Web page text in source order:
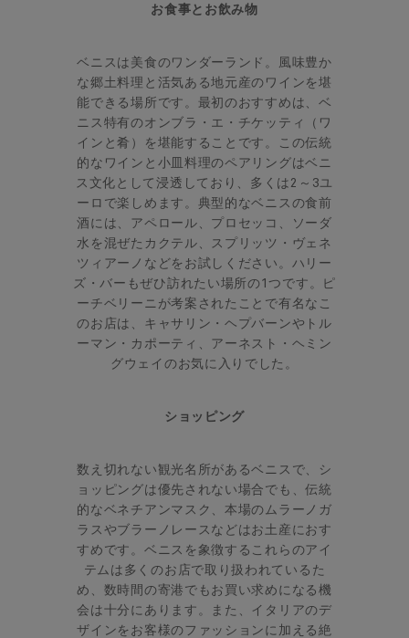
お食事とお飲み物
ベニスは美食のワンダーランド。風味豊か
な郷土料理と活気ある地元産のワインを堪
能できる場所です。最初のおすすめは、ベ
ニス特有のオンブラ・エ・チケッティ（ワ
インと肴）を堪能することです。この伝統
的なワインと小皿料理のペアリングはベニ
ス文化として浸透しており、多くは2～3ユ
ーロで楽しめます。典型的なベニスの食前
酒には、アペロール、プロセッコ、ソーダ
水を混ぜたカクテル、スプリッツ・ヴェネ
ツィアーノなどをお試しください。ハリー
ズ・バーもぜひ訪れたい場所の1つです。ピ
ーチベリーニが考案されたことで有名なこ
のお店は、キャサリン・ヘプバーンやトル
ーマン・カポーティ、アーネスト・ヘミン
グウェイのお気に入りでした。
ショッピング
数え切れない観光名所があるベニスで、シ
ョッピングは優先されない場合でも、伝統
的なベネチアンマスク、本場のムラーノガ
ラスやブラーノレースなどはお土産におす
すめです。ベニスを象徴するこれらのアイ
テムは多くのお店で取り扱われているた
め、数時間の寄港でもお買い求めになる機
会は十分にあります。また、イタリアのデ
ザインをお客様のファッションに加える絶